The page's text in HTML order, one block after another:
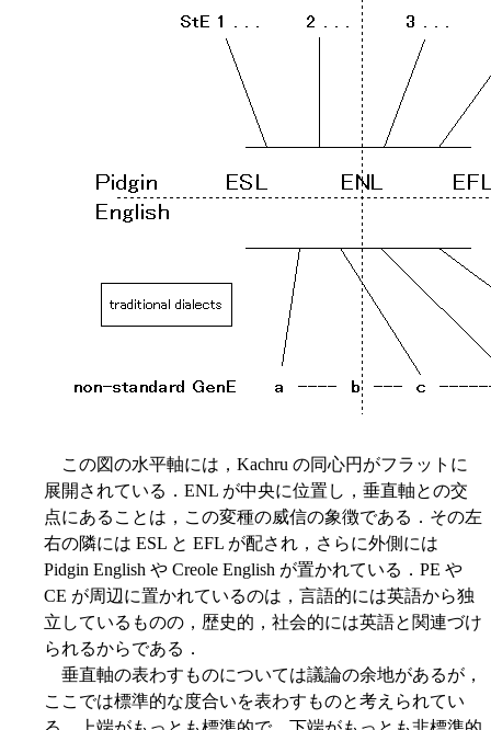
この図の水平軸には，Kachru の同心円がフラットに
展開されている．ENL が中央に位置し，垂直軸との交
点にあることは，この変種の威信の象徴である．その左
右の隣には ESL と EFL が配され，さらに外側には
Pidgin English や Creole English が置かれている．PE や
CE が周辺に置かれているのは，言語的には英語から独
立しているものの，歴史的，社会的には英語と関連づけ
られるからである．
垂直軸の表わすものについては議論の余地があるが，
ここでは標準的な度合いを表わすものと考えられてい